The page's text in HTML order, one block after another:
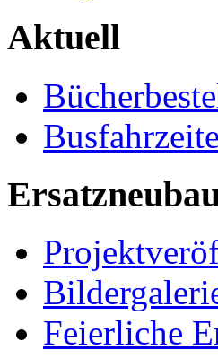
Aktuell
Feierliche